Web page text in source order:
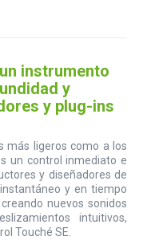
instrumento
y
y plug-ins
más ligeros como a los
un control inmediato e
y diseñadores de
y en tiempo
nuevos sonidos
intuitivos,
Touché SE.